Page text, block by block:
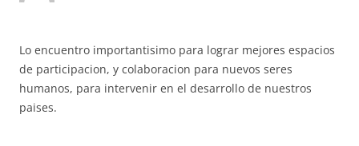
Lo encuentro importantisimo para lograr mejores espacios
de participacion, y colaboracion para nuevos seres
humanos, para intervenir en el desarrollo de nuestros
paises.